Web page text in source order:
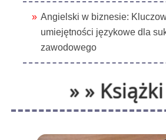
Angielski w biznesie:
umiejętności językowe dla
zawodowego
» »